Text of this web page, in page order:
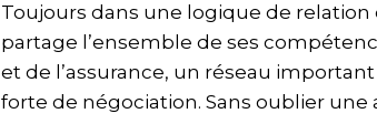
Toujours dans une logique de
partage l’ensemble de ses
et de l’assurance, un réseau
forte de négociation. Sans oublier